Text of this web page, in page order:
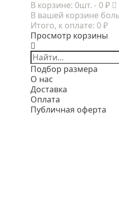
В корзине: 0шт. - 0 ₽
В вашей корзине
Итого, к оплате: 0 ₽
Просмотр корзины
Подбор размера
О нас
Доставка
Оплата
Публичная оферта